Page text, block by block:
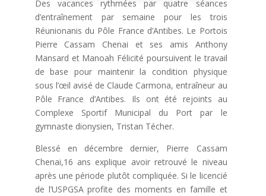
Des vacances rythmées par quatre séances
d’entraînement par semaine pour les trois
Réunionanis du Pôle France d’Antibes. Le Portois
Pierre Cassam Chenai et ses amis Anthony
Mansard et Manoah Félicité poursuivent le travail
de base pour maintenir la condition physique
sous l’œil avisé de Claude Carmona, entraîneur au
Pôle France d’Antibes. Ils ont été rejoints au
Complexe Sportif Municipal du Port par le
gymnaste dionysien, Tristan Técher.
Blessé en décembre dernier, Pierre Cassam
Chenai,16 ans explique avoir retrouvé le niveau
après une période plutôt compliquée. Si le licencié
de l’USPGSA profite des moments en famille et